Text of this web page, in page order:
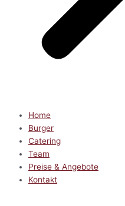
Home
Burger
Catering
Team
Preise & Angebote
Kontakt